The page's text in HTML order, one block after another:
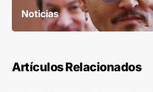
Noticias
Artículos Relacionados